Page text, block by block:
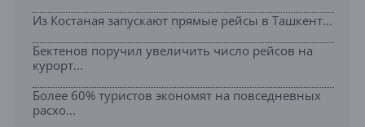
Из Костаная запускают прямые рейсы в Ташкент...
Бектенов поручил увеличить число рейсов на
курорт...
Более 60% туристов экономят на повседневных
расхо...